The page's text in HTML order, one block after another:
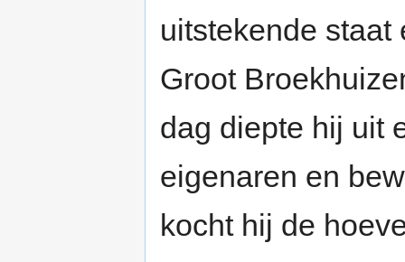
uitstekende staat
Groot
dag diepte hij uit
eigenaren en
kocht hij de